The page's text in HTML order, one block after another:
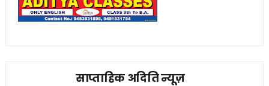
साप्ताहिक अदिति न्यूज़